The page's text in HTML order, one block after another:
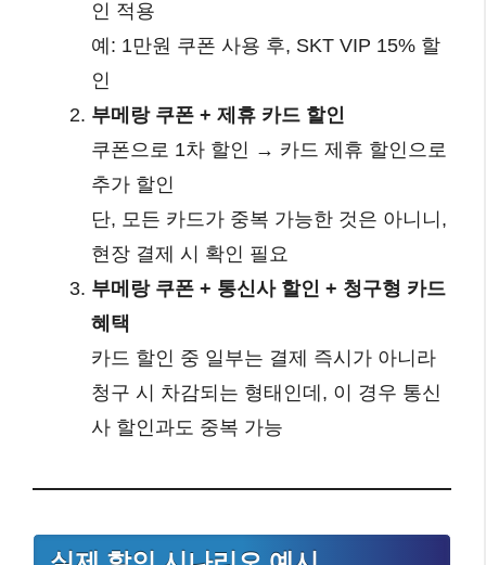
인 적용
예: 1만원 쿠폰 사용 후, SKT VIP 15% 할
인
부메랑 쿠폰 + 제휴 카드 할인
쿠폰으로 1차 할인 → 카드 제휴 할인으로
추가 할인
단, 모든 카드가 중복 가능한 것은 아니니,
현장 결제 시 확인 필요
부메랑 쿠폰 + 통신사 할인 + 청구형 카드
혜택
카드 할인 중 일부는 결제 즉시가 아니라
청구 시 차감되는 형태인데, 이 경우 통신
사 할인과도 중복 가능